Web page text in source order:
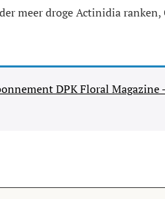
meer droge Actinidia
DPK Floral Magazine